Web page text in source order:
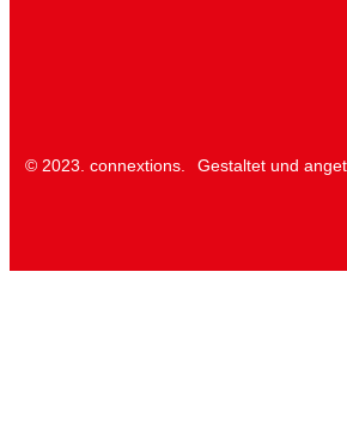
© 2023. connextions. Gestaltet und